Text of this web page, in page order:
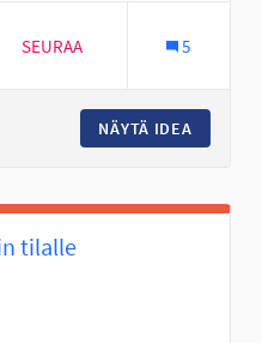
24 SEURAAJAA
SEURAA 5
NÄYTÄ IDEA
tilalle